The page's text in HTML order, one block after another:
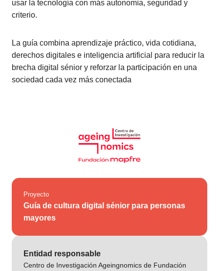
usar la tecnología con más autonomía, seguridad y
criterio.
La guía combina aprendizaje práctico, vida cotidiana,
derechos digitales e inteligencia artificial para reducir la
brecha digital sénior y reforzar la participación en una
sociedad cada vez más conectada
Proyecto
Guía de cultura digital sénior para personas
mayores
Entidad responsable
Centro de Investigación Ageingnomics de Fundación